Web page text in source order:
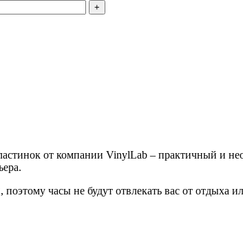
от компании VinylLab – практичный и
часы не будут отвлекать вас от отдыха